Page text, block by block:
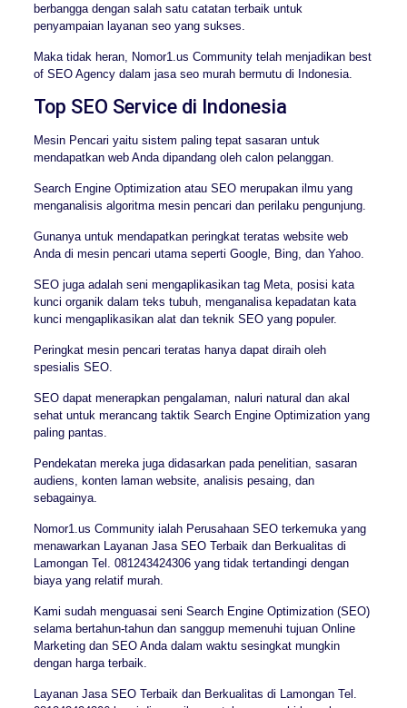
berbangga dengan salah satu catatan terbaik untuk
penyampaian layanan seo yang sukses.
Maka tidak heran, Nomor1.us Community telah menjadikan best
of SEO Agency dalam jasa seo murah bermutu di Indonesia.
Top SEO Service di Indonesia
Mesin Pencari yaitu sistem paling tepat sasaran untuk
mendapatkan web Anda dipandang oleh calon pelanggan.
Search Engine Optimization atau SEO merupakan ilmu yang
menganalisis algoritma mesin pencari dan perilaku pengunjung.
Gunanya untuk mendapatkan peringkat teratas website web
Anda di mesin pencari utama seperti Google, Bing, dan Yahoo.
SEO juga adalah seni mengaplikasikan tag Meta, posisi kata
kunci organik dalam teks tubuh, menganalisa kepadatan kata
kunci mengaplikasikan alat dan teknik SEO yang populer.
Peringkat mesin pencari teratas hanya dapat diraih oleh
spesialis SEO.
SEO dapat menerapkan pengalaman, naluri natural dan akal
sehat untuk merancang taktik Search Engine Optimization yang
paling pantas.
Pendekatan mereka juga didasarkan pada penelitian, sasaran
audiens, konten laman website, analisis pesaing, dan
sebagainya.
Nomor1.us Community ialah Perusahaan SEO terkemuka yang
menawarkan Layanan Jasa SEO Terbaik dan Berkualitas di
Lamongan Tel. 081243424306 yang tidak tertandingi dengan
biaya yang relatif murah.
Kami sudah menguasai seni Search Engine Optimization (SEO)
selama bertahun-tahun dan sanggup memenuhi tujuan Online
Marketing dan SEO Anda dalam waktu sesingkat mungkin
dengan harga terbaik.
Layanan Jasa SEO Terbaik dan Berkualitas di Lamongan Tel.